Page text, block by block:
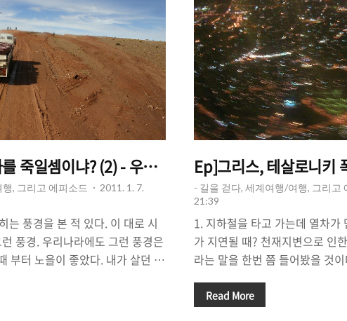
게 그 자리를 떠나는가? 그것을
유. 그 순간 양심이라는 도덕적
해있고, 모든 것은 당신이 판단해
이 솟아 있었다. 아마존 밀림지
장 도로. 우리나라에서는 존재
는 잠깐동안 생각했다. 아마존
도로를 달리는 건 분명..
죽일셈이냐? (2) - 우유니 가는 길
, 그리고 에피소드
2011. 1. 7.
풍경을 본 적 있다. 이 대로 시
풍경. 우리나라에도 그런 풍경은
부터 노을이 좋았다. 내가 살던 동
화도 마니산에 올라, 해가 서쪽 바
Ep]그리스, 테살로니키
- 길을 걷다, 세계여행/여행, 그리고
21:39
1. 지하철을 타고 가는데 열차가
가 지연될 때? 천재지변으로 인
라는 말을 한번 쯤 들어봤을 것
날일 수도 있고, 비가 억수같이
Read More